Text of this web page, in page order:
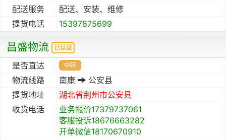
配送服务
配送、安装、维修
提货电话
15397875699
昌盛物流 已认证
是否直达 中转
物流线路 南康
公安县
提货地址
湖北省荆州市公安县
收货电话
业务报价17379737061
客服投诉18676663282
开单微信18170670910